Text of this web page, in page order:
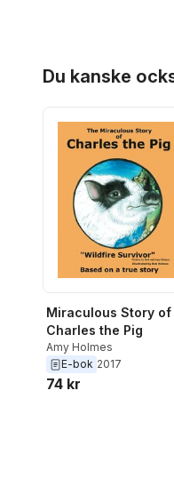
Du kanske
Miraculous Story of
Charles the Pig
Amy Holmes
E-bok 2017
74 kr